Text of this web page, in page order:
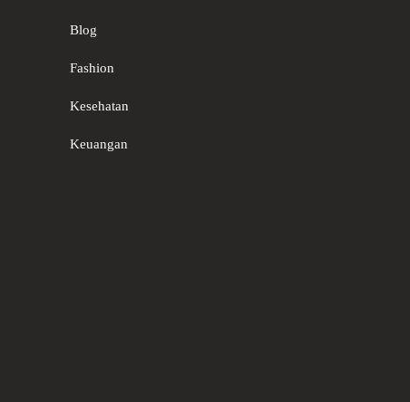
Blog
Fashion
Kesehatan
Keuangan